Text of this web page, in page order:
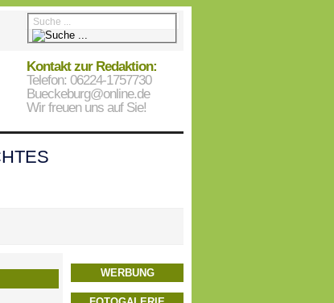
Kontakt zur Redaktion:
Telefon: 06224-1757730
Bueckeburg@online.de
Wir freuen uns auf Sie!
WERBUNG